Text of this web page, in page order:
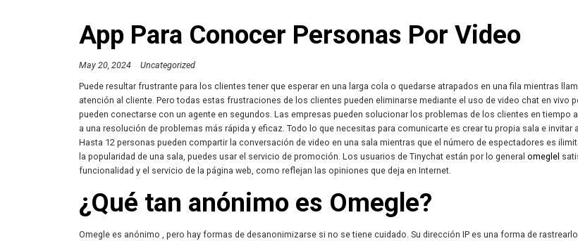
App Para Conocer Personas Por Video
May 20, 2024
Uncategorized
Puede resultar frustrante para los clientes tener que esperar en una larga cola o quedarse atrapados en una fila mientras
atención al cliente. Pero todas estas frustraciones de los clientes pueden eliminarse mediante el uso de video chat en vivo
pueden conectarse con un agente en segundos. Las empresas pueden solucionar los problemas de los clientes en tiempo
a una resolución de problemas más rápida y eficaz. Todo lo que necesitas para comunicarte es crear tu propia sala e invitar
Hasta 12 personas pueden compartir la conversación de video en una sala mientras que el número de espectadores es
la popularidad de una sala, puedes usar el servicio de promoción. Los usuarios de Tinychat están por lo general omeglel
funcionalidad y el servicio de la página web, como reflejan las opiniones que deja en Internet.
¿Qué tan anónimo es Omegle?
Omegle es anónimo , pero hay formas de desanonimizarse si no se tiene cuidado. Su dirección IP es una forma de